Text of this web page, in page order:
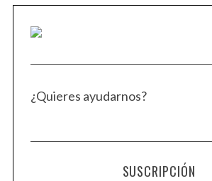
¿Quieres ayudarnos?
SUSCRIPCIÓN